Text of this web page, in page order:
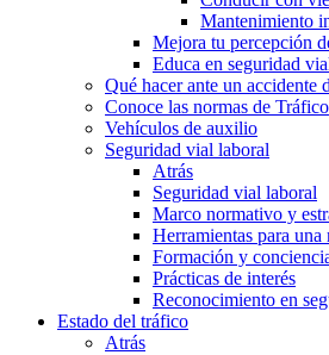
Mantenimiento
Mejora tu percepción
Educa en seguridad
Qué hacer ante un accidente
Conoce las normas de Tráfico
Vehículos de auxilio
Seguridad vial laboral
Atrás
Seguridad vial laboral
Marco normativo y
Herramientas para
Formación y
Prácticas de interés
Reconocimiento en
Estado del tráfico
Atrás